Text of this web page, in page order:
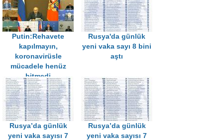
Putin:Rehavete
kapılmayın,
koronavirüsle
mücadele henüz
bitmedi
Rusya'da günlük
yeni vaka sayı 8 bini
aştı
Rusya’da günlük
yeni vaka sayısı 7
Rusya’da günlük
yeni vaka sayısı 7